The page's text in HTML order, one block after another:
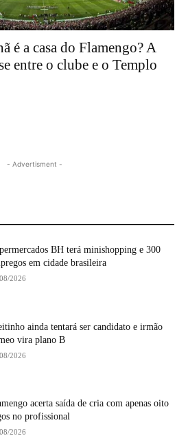
é a casa do Flamengo? A
entre o clube e o Templo
- Advertisment -
BH terá minishopping e 300
em cidade brasileira
2026
ainda tentará ser candidato e irmão
vira plano B
2026
acerta saída de cria com apenas oito
no profissional
2026